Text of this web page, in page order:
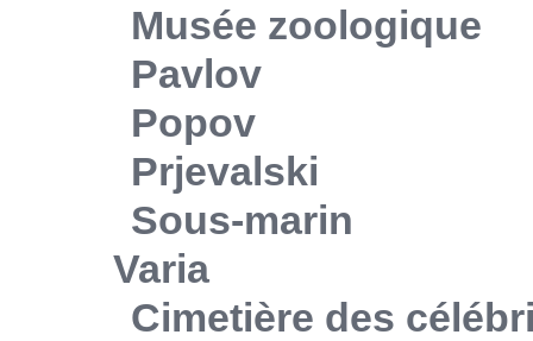
Musée zoologique
Pavlov
Popov
Prjevalski
Sous-marin
Varia
Cimetière des